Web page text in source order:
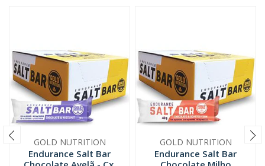
GOLD NUTRITION
Endurance Salt Bar
GOLD NUTRITION
Endurance Salt Bar